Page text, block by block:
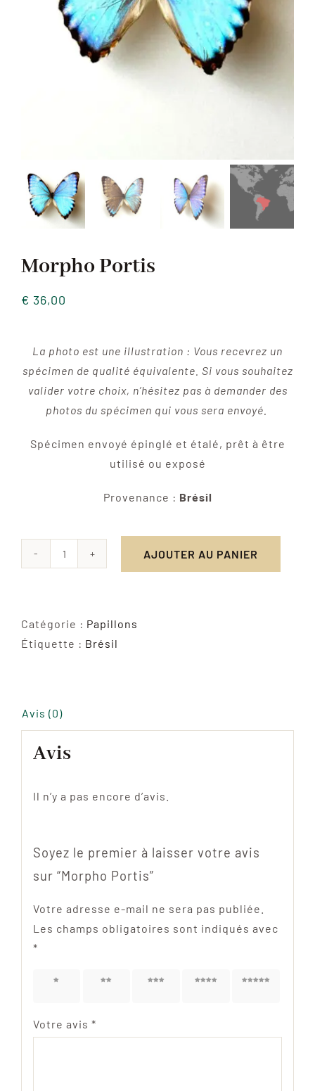
CONTACT
Morpho Portis
€ 36,00
La photo est une illustration : Vous recevrez un
spécimen de qualité équivalente. Si vous souhaitez
valider votre choix, n’hésitez pas à demander des
photos du spécimen qui vous sera envoyé.
Spécimen envoyé épinglé et étalé, prêt à être
utilisé ou exposé
Provenance : Brésil
quantité
Portis
AJOUTER AU PANIER
Catégorie : Papillons
Étiquette : Brésil
Avis (0)
Avis
Il n’y a pas encore d’avis.
Soyez le premier à laisser votre avis
sur “Morpho Portis”
Votre adresse e-mail ne sera pas publiée.
Les champs obligatoires sont indiqués avec
*
1 étoile
2 étoiles
3 étoiles
4 étoiles
5 étoiles
Votre avis *